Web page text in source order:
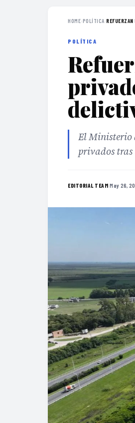
HOME›POLÍTICA›
POLÍTICA
El Ministerio
privados tras
EDITORIAL TEAM·May 26,